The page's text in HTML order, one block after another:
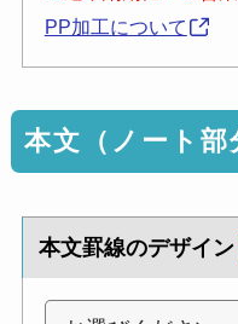
PP加工について
本文（ノート部
本文罫線のデザイン